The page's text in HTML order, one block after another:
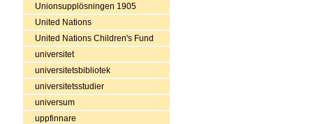
Unionsupplösningen 1905
United Nations
United Nations Children's Fund
universitet
universitetsbibliotek
universitetsstudier
universum
uppfinnare